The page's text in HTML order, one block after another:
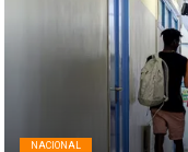
NACIONAL